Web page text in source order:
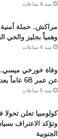
منذ 4 ساعات
وهمياً بجليز والحي
منذ 4 ساعات
وفاة خورخي ميسي..
عن عمر 68 عاماً بعد معاناة مع المرض
منذ 5 ساعات
كولومبيا تعلن
وتؤكد الاعتراف
الجنوبية